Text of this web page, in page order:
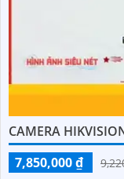
CAMERA
7,850,000 ₫